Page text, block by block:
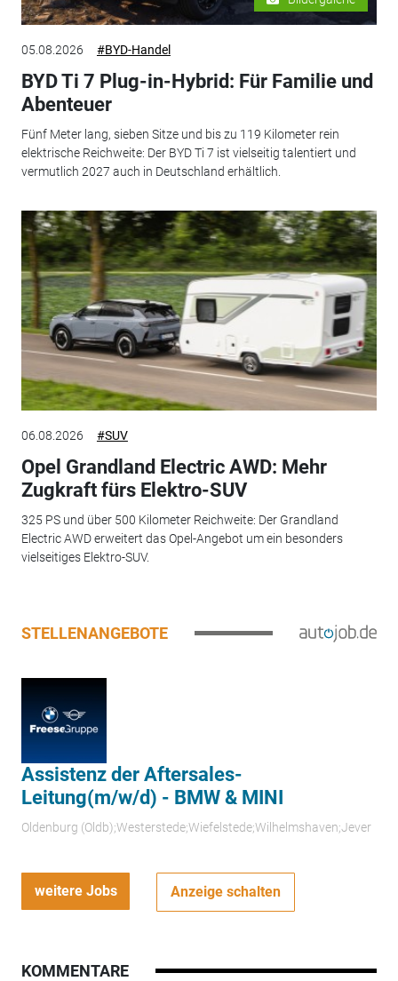
05.08.2026 #BYD-Handel
BYD Ti 7 Plug-in-Hybrid: Für Familie und
Abenteuer
Fünf Meter lang, sieben Sitze und bis zu 119 Kilometer rein
elektrische Reichweite: Der BYD Ti 7 ist vielseitig talentiert und
vermutlich 2027 auch in Deutschland erhältlich.
06.08.2026 #SUV
Opel Grandland Electric AWD: Mehr
Zugkraft fürs Elektro-SUV
325 PS und über 500 Kilometer Reichweite: Der Grandland
Electric AWD erweitert das Opel-Angebot um ein besonders
vielseitiges Elektro-SUV.
STELLENANGEBOTE
Assistenz der Aftersales-
Leitung(m/w/d) - BMW & MINI
Oldenburg (Oldb);Westerstede;Wiefelstede;Wilhelmshaven;Jever
weitere Jobs Anzeige schalten
KOMMENTARE